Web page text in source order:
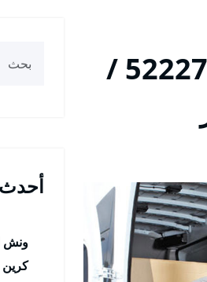
شركة نقل عفش الشعب السكنية / 52227344 /
أحدث
كرين